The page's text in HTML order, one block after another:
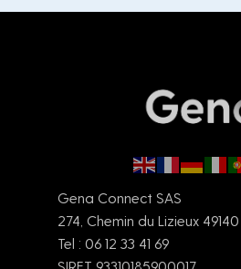
Gena Connect SAS
274, Chemin du Lizieux
Tel : 06 12 33 41 69
SIRET 93310185900017